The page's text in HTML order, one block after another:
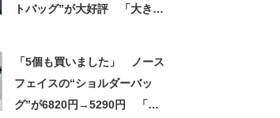
トバッグ”が大好評 「大きさ
「5個も買いました」 ノース
フェイスの“ショルダーバッ
グ”が6820円→5290円 「長